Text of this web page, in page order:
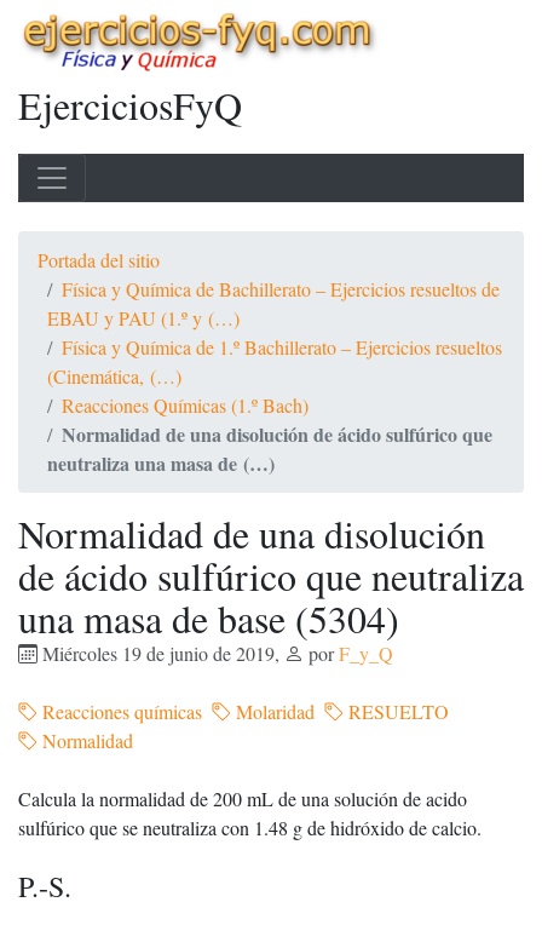
EjerciciosFyQ
Portada del sitio
Física y Química de Bachillerato – Ejercicios resueltos de
EBAU y PAU (1.º y (…)
Física y Química de 1.º Bachillerato – Ejercicios resueltos
(Cinemática, (…)
Reacciones Químicas (1.º Bach)
Normalidad de una disolución de ácido sulfúrico que
neutraliza una masa de (…)
Normalidad de una disolución
de ácido sulfúrico que neutraliza
una masa de base (5304)
Miércoles 19 de junio de 2019, porF_y_Q
Reacciones químicas Molaridad
RESUELTO
Normalidad
Calcula la normalidad de 200 mL de una solución de acido
sulfúrico que se neutraliza con 1.48 g de hidróxido de calcio.
P.-S.